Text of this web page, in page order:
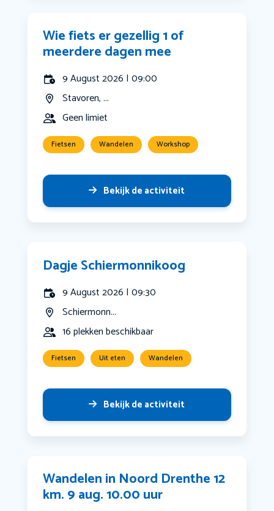
Wie fiets er gezellig 1 of
meerdere dagen mee
9 August 2026 | 09:00
Stavoren, ...
Geen limiet
Fietsen Wandelen Workshop
Bekijk de activiteit
Dagje Schiermonnikoog
9 August 2026 | 09:30
Schiermonn...
16 plekken beschikbaar
Fietsen Uit eten Wandelen
Bekijk de activiteit
Wandelen in Noord Drenthe 12
km. 9 aug. 10.00 uur